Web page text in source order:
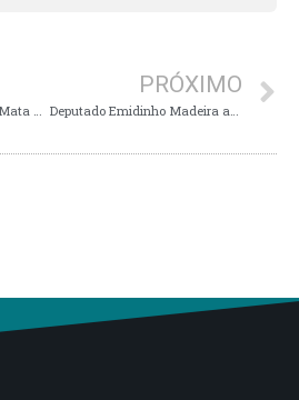
Gestantes do Distrito da Mata do sino foram atendidas pelo setor de saúde de Juruaia
PRÓXIMO
Deputado Emidinho Madeira agora no PL